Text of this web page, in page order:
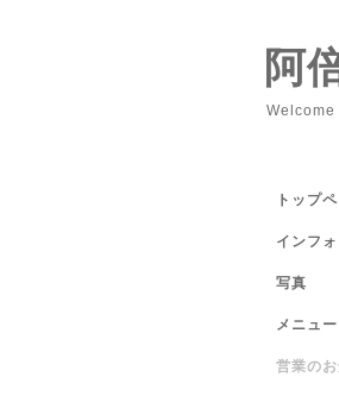
阿
トップ
インフ
写真
メニュー
営業の